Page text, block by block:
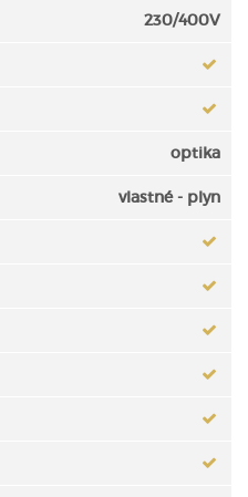
230/400V
optika
vlastné - plyn